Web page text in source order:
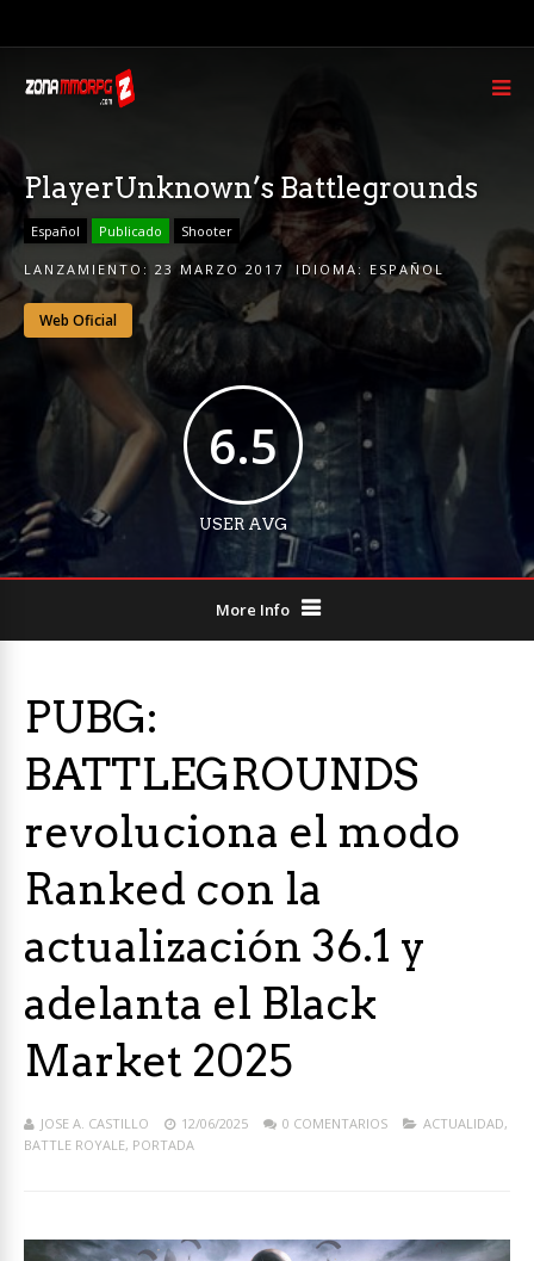
PlayerUnknown’s Battlegrounds
Español Publicado Shooter
LANZAMIENTO: 23 MARZO 2017 IDIOMA: ESPAÑOL
Web Oficial
6.5
USER AVG
More Info
PUBG:
BATTLEGROUNDS
revoluciona el modo
Ranked con la
actualización 36.1 y
adelanta el Black
Market 2025
JOSE A. CASTILLO 12/06/2025 0 COMENTARIOS ACTUALIDAD,
BATTLE ROYALE, PORTADA